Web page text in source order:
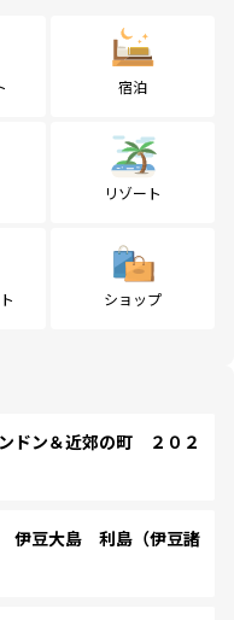
宿泊
リゾート
ショップ
ドン＆近郊の町 ２０２
豆大島 利島（伊豆諸